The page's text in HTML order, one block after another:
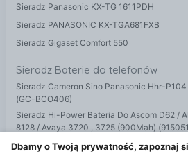
Sieradz Panasonic KX-TG 1611PDH
Sieradz PANASONIC KX-TGA681FXB
Sieradz Gigaset Comfort 550
Sieradz Baterie do telefonów
Sieradz Cameron Sino Panasonic Hhr-
(GC-BCO406)
Sieradz Hi-Power Bateria Do Ascom D62 /
8128 / Avaya 3720 , 3725 (900Mah)
Sieradz Maxcom Akumulator Li-Ion Mm720
Dbamy o Twoją prywatność, zapoznaj